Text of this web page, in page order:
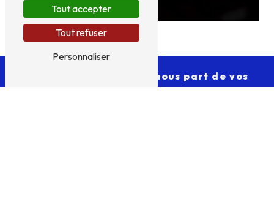
Une question ? Faites-nous part de vos
besoins
Tout accepter
Tout refuser
Personnaliser